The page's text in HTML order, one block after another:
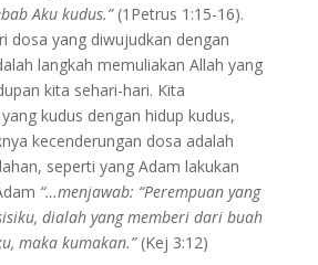
Aku kudus.”(1Petrus 1:15-16).
dosa yang diwujudkan dengan
langkah memuliakan Allah yang
kita sehari-hari. Kita
kudus dengan hidup kudus,
kecenderungan dosa adalah
seperti yang Adam lakukan
“…menjawab: “Perempuan yang
dialah yang memberi dari buah
maka kumakan.”(Kej 3:12)